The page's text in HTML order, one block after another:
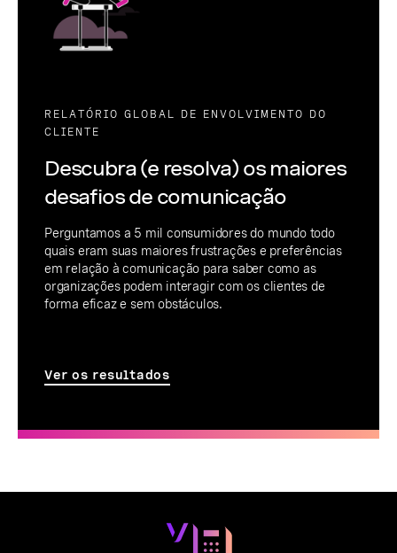
RELATÓRIO GLOBAL DE ENVOLVIMENTO DO
CLIENTE
Descubra (e resolva) os maiores
desafios de comunicação
Perguntamos a 5 mil consumidores do mundo todo
quais eram suas maiores frustrações e preferências
em relação à comunicação para saber como as
organizações podem interagir com os clientes de
forma eficaz e sem obstáculos.
Ver os resultados